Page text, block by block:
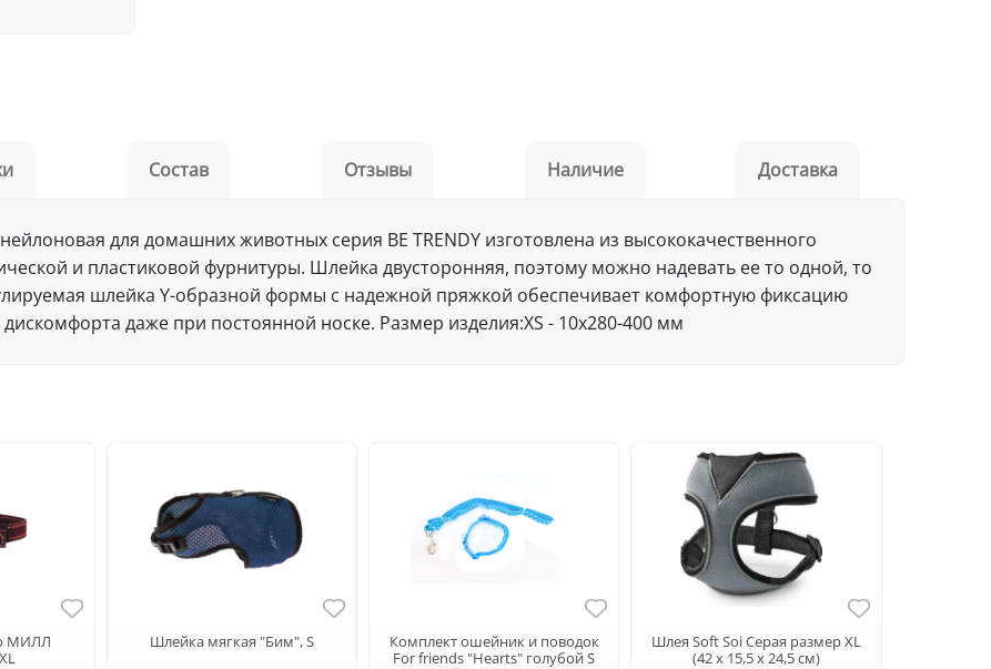
Состав Отзывы Наличие Доставка
для домашних животных серия BE TRENDY изготовлена из высококачественного
и пластиковой фурнитуры. Шлейка двусторонняя, поэтому можно надевать ее то одной, то
шлейка Y-образной формы с надежной пряжкой обеспечивает комфортную фиксацию
даже при постоянной носке. Размер изделия:XS - 10х280-400 мм
МИЛЛ
Шлейка мягкая "Бим", S
Комплект ошейник и поводок
For friends "Hearts" голубой S
Шлея Soft Soi Серая размер XL
(42 х 15,5 х 24,5 см)